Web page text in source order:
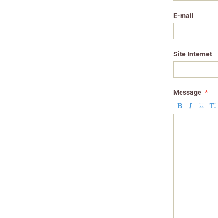
E-mail
Site Internet
Message